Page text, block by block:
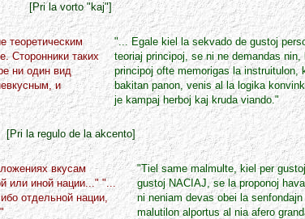
[Pri la vorto "kaj"]
теоретическим
Сторонники таких
ни один вид
и
"... Egale kiel la sekvado de gustoj
teoriaj principoj, se ni ne demandas
principoj ofte memorigas la instruitulon,
bakitan panon, venis al la logika
je kampaj herboj kaj kruda viando."
[Pri la regulo de la akcento]
вкусам
или иной нации..." "...
отдельной нации,
"Tiel same malmulte, kiel per
gustoj NACIAJ, se la proponoj
ni neniam devas obei la
malutilon alportus al nia afero